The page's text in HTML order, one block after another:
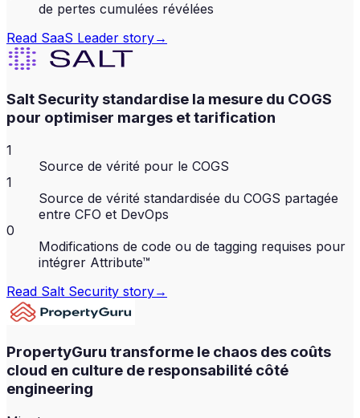
de pertes cumulées révélées
Read SaaS Leader story→
Salt Security standardise la mesure du COGS
pour optimiser marges et tarification
1
Source de vérité pour le COGS
1
Source de vérité standardisée du COGS partagée
entre CFO et DevOps
0
Modifications de code ou de tagging requises pour
intégrer Attribute™
Read Salt Security story→
PropertyGuru transforme le chaos des coûts
cloud en culture de responsabilité côté
engineering